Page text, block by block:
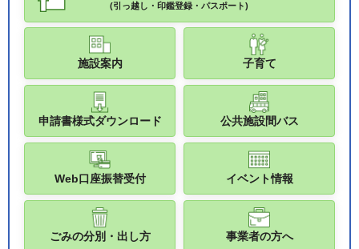
(引っ越し・印鑑登録・パスポート)
施設案内 子育て
申請書様式ダウンロード 公共施設間バス
Web口座振替受付 イベント情報
ごみの分別・出し方 事業者の方へ